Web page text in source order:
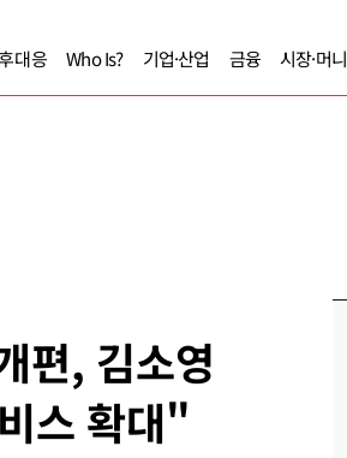
대응 Who Is? 기업·산업 금융 시장·머니
편, 김소영
스 확대"